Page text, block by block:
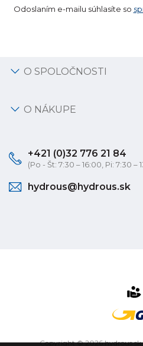
Odoslaním e-mailu súhlasíte so
O SPOLOČNOSTI
O NÁKUPE
+421 (0)32 776 21 84
(Po - Št: 7:30 – 16:00, Pi: 7:30 –
hydrous@hydrous.sk
Copyright © 2026 hydrous.sk